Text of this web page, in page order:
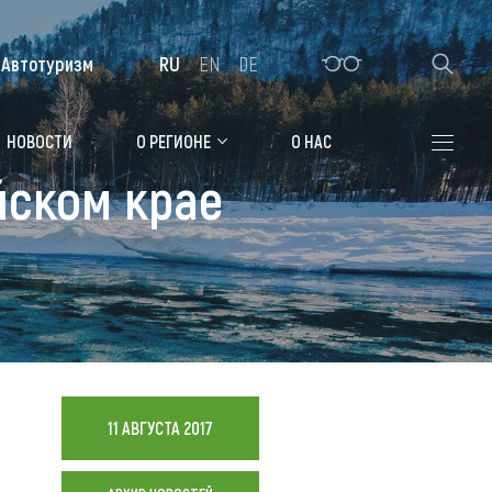
Алтайская зимовка
Где остановиться
Санатории
Гостиницы, отели
Коттеджи, базы
Мотели, придорожные отели
НОВОСТИ О РЕГИОНЕ О НАС
Автотуризм RU EN DE
крае
11 АВГУСТА 2017